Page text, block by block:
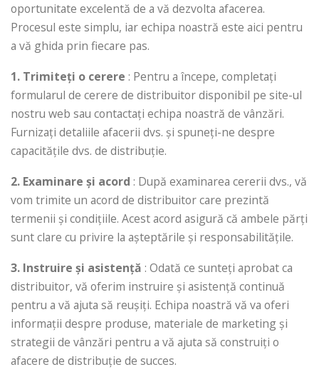
oportunitate excelentă de a vă dezvolta afacerea.
Procesul este simplu, iar echipa noastră este aici pentru
a vă ghida prin fiecare pas.
1. Trimiteți o cerere : Pentru a începe, completați
formularul de cerere de distribuitor disponibil pe site-ul
nostru web sau contactați echipa noastră de vânzări.
Furnizați detaliile afacerii dvs. și spuneți-ne despre
capacitățile dvs. de distribuție.
2. Examinare și acord : După examinarea cererii dvs., vă
vom trimite un acord de distribuitor care prezintă
termenii și condițiile. Acest acord asigură că ambele părți
sunt clare cu privire la așteptările și responsabilitățile.
3. Instruire și asistență : Odată ce sunteți aprobat ca
distribuitor, vă oferim instruire și asistență continuă
pentru a vă ajuta să reușiți. Echipa noastră vă va oferi
informații despre produse, materiale de marketing și
strategii de vânzări pentru a vă ajuta să construiți o
afacere de distribuție de succes.